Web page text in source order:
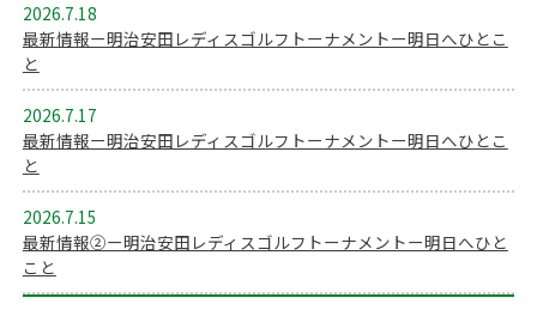
2026.7.18
最新情報ー明治安田レディスゴルフトーナメントー明日へひとこ
と
2026.7.17
最新情報ー明治安田レディスゴルフトーナメントー明日へひとこ
と
2026.7.15
最新情報②ー明治安田レディスゴルフトーナメントー明日へひと
こと